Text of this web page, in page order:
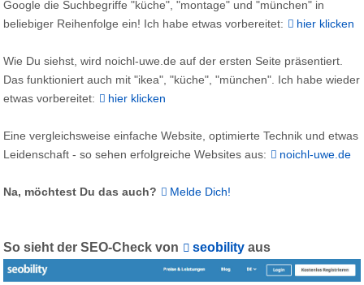
Google die Suchbegriffe "küche", "montage" und "münchen" in
beliebiger Reihenfolge ein! Ich habe etwas vorbereitet:
hier klicken
Wie Du siehst, wird noichl-uwe.de auf der ersten Seite präsentiert.
Das funktioniert auch mit "ikea", "küche", "münchen". Ich habe wieder
etwas vorbereitet:
hier klicken
Eine vergleichsweise einfache Website, optimierte Technik und etwas
Leidenschaft - so sehen erfolgreiche Websites aus:
noichl-uwe.de
Na, möchtest Du das auch? Melde Dich!
So sieht der SEO-Check von seobility aus